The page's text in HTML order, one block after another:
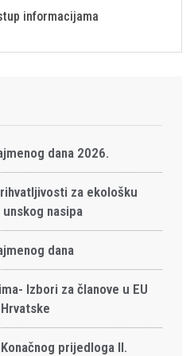
informacijama
dana 2026.
za ekološku
nasipa
dana
Izbori za članove u EU
prijedloga II.